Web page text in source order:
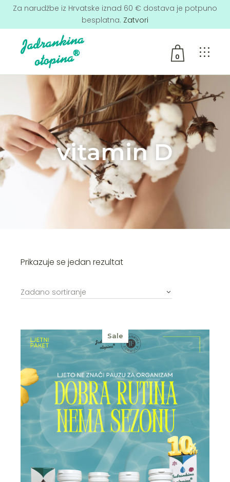
Za narudžbe iz Hrvatske iznad 60 € dostava je potpuno
besplatna. Zatvori
0
No products in the cart.
vitamin D
Prikazuje se jedan rezultat
Zadano sortiranje
Sale